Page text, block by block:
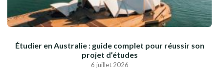
Étudier en Australie : guide complet pour réussir son
projet d’études
6 juillet 2026